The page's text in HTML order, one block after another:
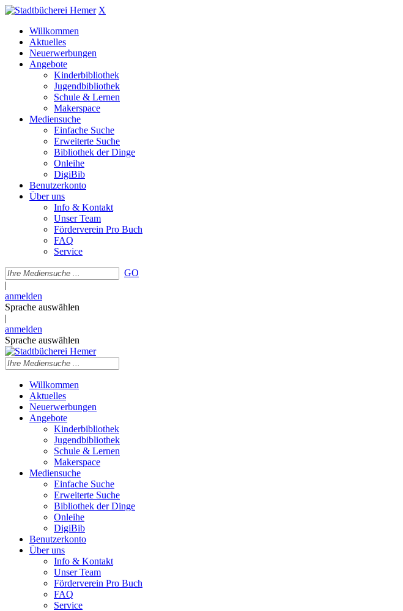
X
Willkommen
Aktuelles
Neuerwerbungen
Angebote
Kinderbibliothek
Jugendbibliothek
Schule & Lernen
Makerspace
Mediensuche
Einfache Suche
Erweiterte Suche
Bibliothek der Dinge
Onleihe
DigiBib
Benutzerkonto
Über uns
Info & Kontakt
Unser Team
Förderverein Pro Buch
FAQ
Service
GO
|
anmelden
Sprache auswählen
|
anmelden
Sprache auswählen
Willkommen
Aktuelles
Neuerwerbungen
Angebote
Kinderbibliothek
Jugendbibliothek
Schule & Lernen
Makerspace
Mediensuche
Einfache Suche
Erweiterte Suche
Bibliothek der Dinge
Onleihe
DigiBib
Benutzerkonto
Über uns
Info & Kontakt
Unser Team
Förderverein Pro Buch
FAQ
Service